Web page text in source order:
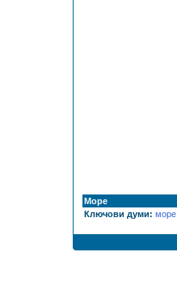
Море
Ключови думи: море